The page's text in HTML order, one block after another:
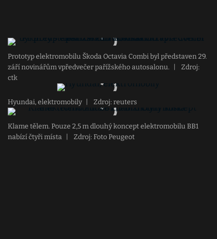
Prototyp elektromobilu Škoda Octavia Combi byl představen 29.
září novinářům vpředvečer pařížského autosalonu.
Zdroj:
ctk
Hyundai, elektromobily Zdroj: reuters
Klame tělem. Pouze 2,5 m dlouhý koncept elektromobilu BB1
nabízí čtyři místa
Zdroj: Foto Peugeot